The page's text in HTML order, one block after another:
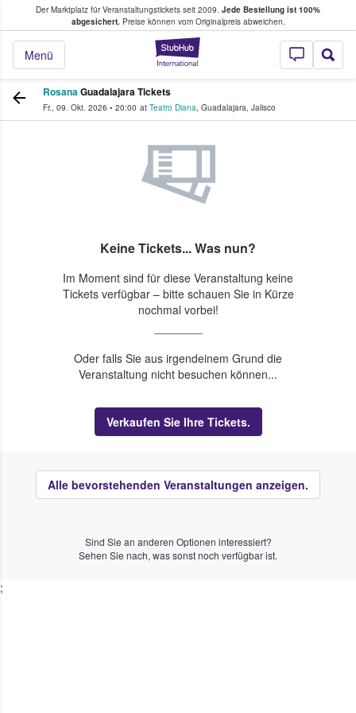
Der Marktplatz für Veranstaltungstickets seit 2009. Jede Bestellung ist 100%
abgesichert.Preise können vom Originalpreis abweichen.
StubHub - Wo
Menü
Tickets kaufen & verkaufen
RosanaGuadalajara Tickets
Fr., 09. Okt. 2026 • 20:00 at Teatro Diana, Guadalajara, Jalisco
Keine Tickets... Was nun?
Im Moment sind für diese Veranstaltung keine
Tickets verfügbar – bitte schauen Sie in Kürze
nochmal vorbei!
Oder falls Sie aus irgendeinem Grund die
Veranstaltung nicht besuchen können...
Verkaufen Sie Ihre Tickets.
Alle bevorstehenden Veranstaltungen anzeigen.
Sind Sie an anderen Optionen interessiert?
Sehen Sie nach, was sonst noch verfügbar ist.
;